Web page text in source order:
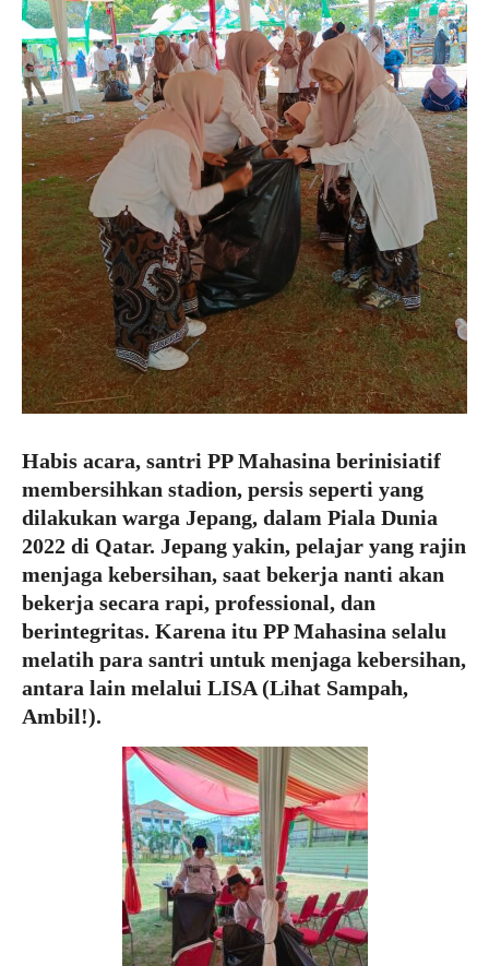
Habis acara, santri PP Mahasina berinisiatif
membersihkan stadion, persis seperti yang
dilakukan warga Jepang, dalam Piala Dunia
2022 di Qatar. Jepang yakin, pelajar yang rajin
menjaga kebersihan, saat bekerja nanti akan
bekerja secara rapi, professional, dan
berintegritas. Karena itu PP Mahasina selalu
melatih para santri untuk menjaga kebersihan,
antara lain melalui LISA (Lihat Sampah,
Ambil!).